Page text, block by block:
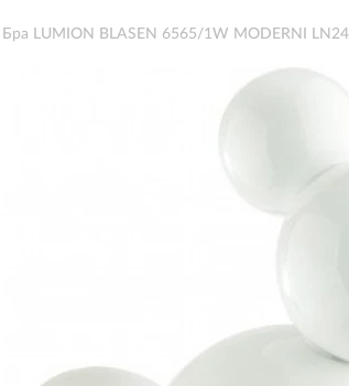
Бра LUMION BLASEN 6565/1W MODERNI